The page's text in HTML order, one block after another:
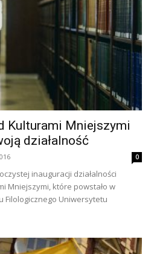
Kulturami Mniejszymi
działalność
0
inauguracji działalności
Mniejszymi, które powstało w
Filologicznego Uniwersytetu